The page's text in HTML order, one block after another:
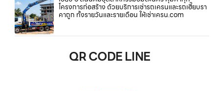
โครงการก่อสร้าง ด้วยบริการเช่ารถเครนและรถเฮี๊ยบรา
คาถูก ทั้งรายวันและรายเดือน ให้เช่าเครน.com
QR CODE LINE